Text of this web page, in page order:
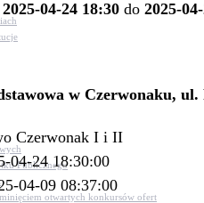
Publicznego
otwartych konkursów ofert
2025-04-24 18:30 do 2025-
w Czerwonaku, ul.
Czerwonak I i II
04-24 18:30:00
04-09 08:37:00